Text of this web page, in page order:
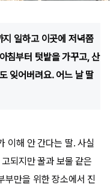
일하고 이곳에 저녁쯤
침부터 텃밭을 가꾸고, 산
잊어버려요. 어느 날 딸
이해 안 간다는 딸. 사실
되지만 꿀과 보물 같은
부만을 위한 장소에서 진